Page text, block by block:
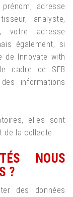
adresse
analyste,
votre adresse
également, si
de Innovate with
cadre de SEB
informations
elles sont
la collecte.
NOUS
?
des données